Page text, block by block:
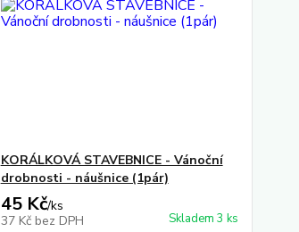
KORÁLKOVÁ STAVEBNICE - Vánoční
drobnosti - náušnice (1pár)
45 Kč/ks
37 Kč bez DPH Skladem 3 ks